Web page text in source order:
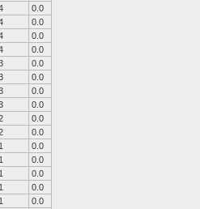
0.0
0.0
0.0
0.0
0.0
0.0
0.0
0.0
0.0
0.0
1
0.0
1
0.0
1
0.0
1
0.0
1
0.0